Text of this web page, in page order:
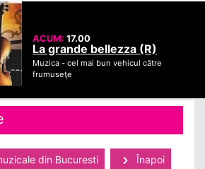
ACUM:17.00
La grande bellezza (R)
Muzica -cel mai bun vehicul către
frumuseţe
din Bucuresti Înapoi